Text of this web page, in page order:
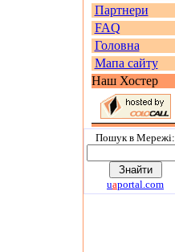
Партнери
FAQ
Головна
Мапа сайту
Наш Хостер
Пошук в Мережi:
uaportal.com